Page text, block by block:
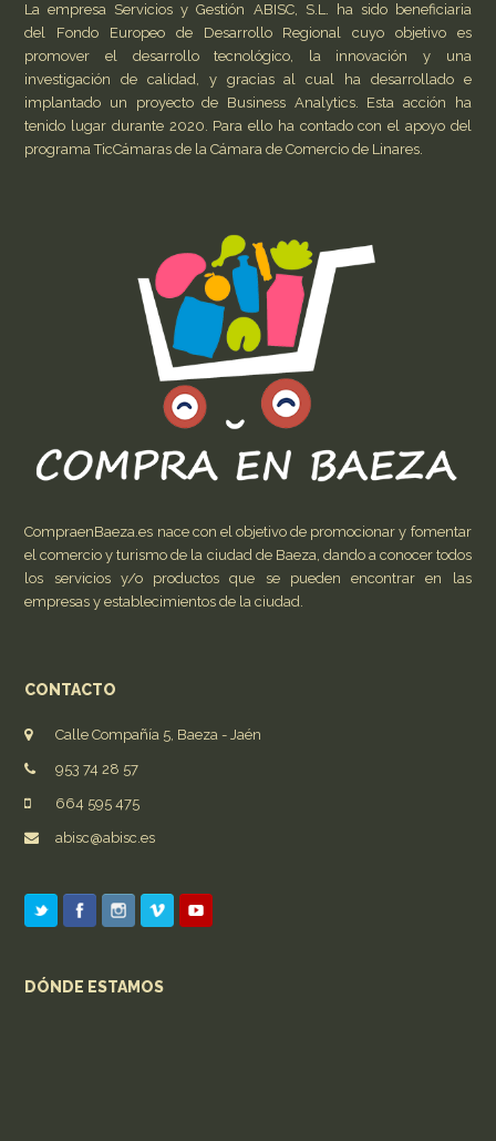
La empresa Servicios y Gestión ABISC, S.L. ha sido beneficiaria
del Fondo Europeo de Desarrollo Regional cuyo objetivo es
promover el desarrollo tecnológico, la innovación y una
investigación de calidad, y gracias al cual ha desarrollado e
implantado un proyecto de Business Analytics. Esta acción ha
tenido lugar durante 2020. Para ello ha contado con el apoyo del
programa TicCámaras de la Cámara de Comercio de Linares.
CompraenBaeza.es nace con el objetivo de promocionar y fomentar
el comercio y turismo de la ciudad de Baeza, dando a conocer todos
los servicios y/o productos que se pueden encontrar en las
empresas y establecimientos de la ciudad.
CONTACTO
Calle Compañía 5, Baeza - Jaén
953 74 28 57
664 595 475
abisc@abisc.es
DÓNDE ESTAMOS